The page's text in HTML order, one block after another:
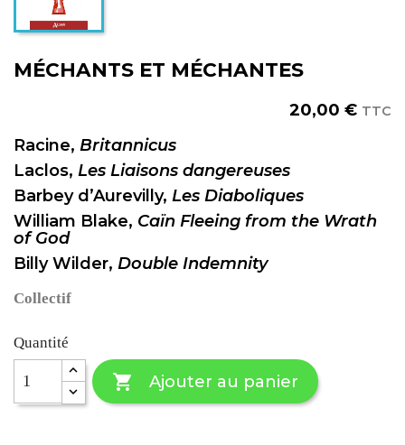
MÉCHANTS ET MÉCHANTES
20,00 € TTC
Racine, Britannicus
Laclos, Les Liaisons dangereuses
Barbey d’Aurevilly, Les Diaboliques
William Blake, Caïn Fleeing from the Wrath
of God
Billy Wilder, Double Indemnity
Collectif
Quantité
 Ajouter au panier